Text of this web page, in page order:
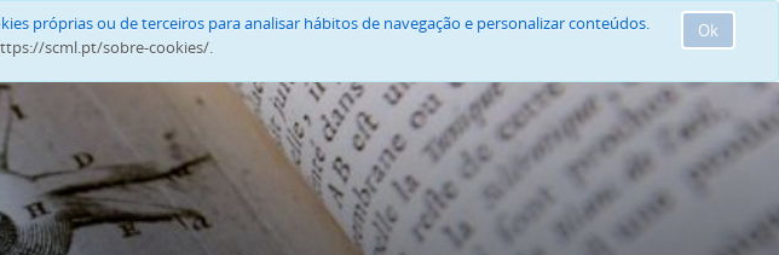
Ok
próprias ou de terceiros para analisar hábitos de navegação e personalizar conteúdos.
scml.pt/sobre-cookies/.